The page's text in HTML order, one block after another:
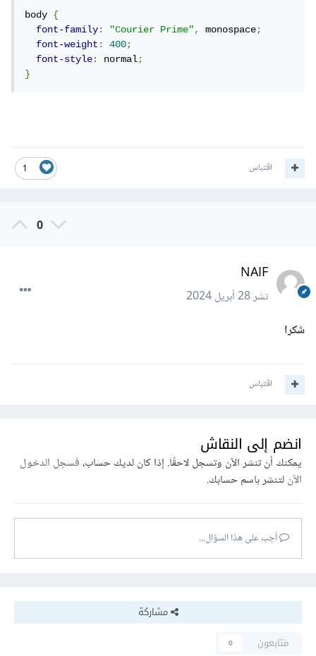
body {
font-family: "Courier Prime", monospace;
font-weight: 400;
font-style: normal;
}
1 اقتباس
0
NAIF
نشر28 أبريل 2024
شكرا
اقتباس
انضم إلى النقاش
يمكنك أن تنشر الآن وتسجل لاحقًا. إذا كان لديك حساب،فسجل الدخول
الآنلتنشر باسم حسابك.
أجب على هذا السؤال...
مشاركة
متابعون
0